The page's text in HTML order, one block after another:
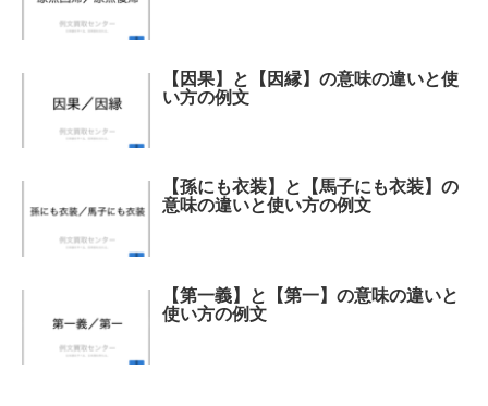
【因果】と【因縁】の意味の違いと使
い方の例文
【孫にも衣装】と【馬子にも衣装】の
意味の違いと使い方の例文
【第一義】と【第一】の意味の違いと
使い方の例文